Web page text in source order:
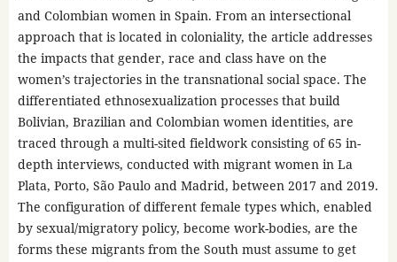
and Colombian women in Spain. From an intersectional
approach that is located in coloniality, the article addresses
the impacts that gender, race and class have on the
women’s trajectories in the transnational social space. The
differentiated ethnosexualization processes that build
Bolivian, Brazilian and Colombian women identities, are
traced through a multi-sited fieldwork consisting of 65 in-
depth interviews, conducted with migrant women in La
Plata, Porto, São Paulo and Madrid, between 2017 and 2019.
The configuration of different female types which, enabled
by sexual/migratory policy, become work-bodies, are the
forms these migrants from the South must assume to get